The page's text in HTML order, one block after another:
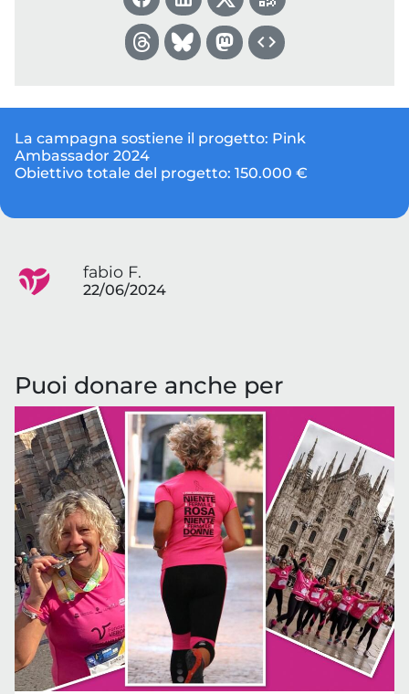
La campagna sostiene il progetto: Pink
Ambassador 2024
Obiettivo totale del progetto: 150.000 €
fabio F.
22/06/2024
Puoi donare anche per